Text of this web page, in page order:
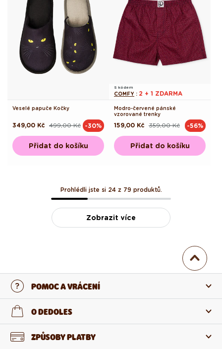
Veselé papuče Kočky
Běžná
499,00 Kč
Výprodejová
349,00 Kč -30%
Přidat do košíku
S kódem
COMFY : 2 + 1 ZDARMA
Modro-červené pánské
vzorované trenky
Běžná
359,00 Kč
Výprodejová
159,00 Kč -56%
Přidat do košíku
Prohlédli jste si 24 z 79 produktů.
Zobrazit více
POMOC A VRÁCENÍ
Kontaktujte nás
O DEDOLES
O nás ZPŮSOBY PLATBY